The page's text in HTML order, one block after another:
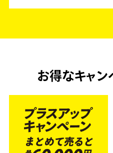
お得なキャン